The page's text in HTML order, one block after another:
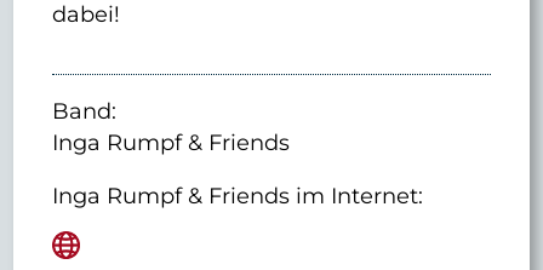
dabei!
Band:
Inga Rumpf & Friends
Inga Rumpf & Friends im Internet: